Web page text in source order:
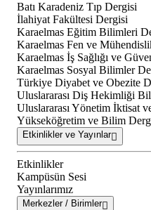
Batı Karadeniz Tıp Dergisi
İlahiyat Fakültesi Dergisi
Karaelmas Eğitim Bilimleri
Karaelmas Fen ve
Karaelmas İş Sağlığı ve
Karaelmas Sosyal Bilimler
Türkiye Diyabet ve Obezite
Uluslararası Diş Hekimliği
Uluslararası Yönetim İktisat
Yükseköğretim ve Bilim
Etkinlikler ve Yayınlar
Etkinlikler
Kampüsün Sesi
Yayınlarımız
Merkezler / Birimler